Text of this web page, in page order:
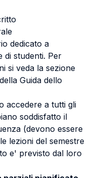
dedicato a
di studenti. Per
si veda la sezione
Guida dello
accedere a tutti gli
soddisfatto il
(devono essere
lezioni del semestre
e' previsto dal loro